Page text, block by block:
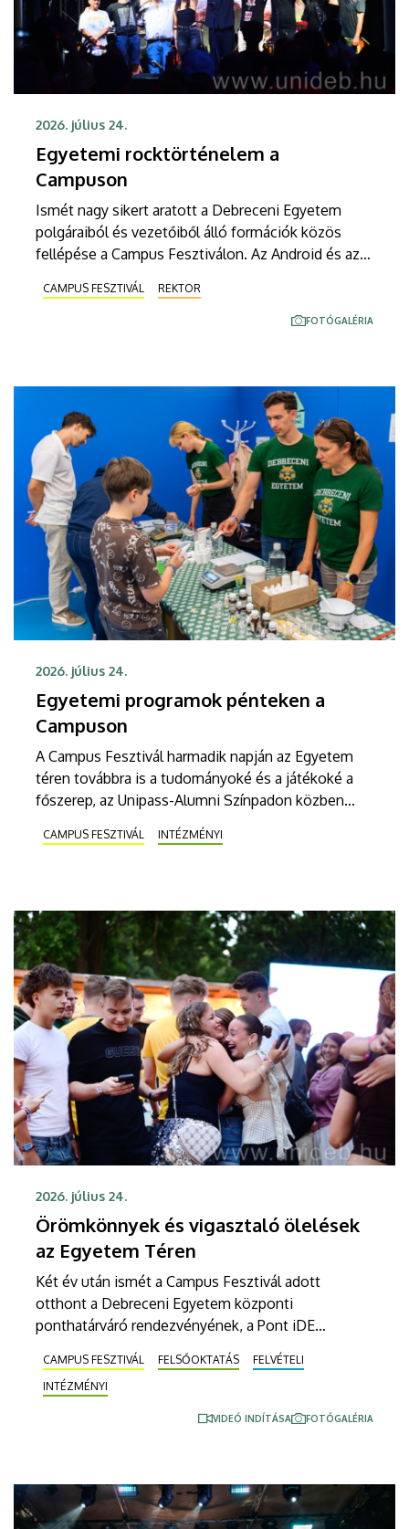
2026. július 24.
Egyetemi rocktörténelem a
Campuson
Ismét nagy sikert aratott a Debreceni Egyetem
polgáraiból és vezetőiből álló formációk közös
fellépése a Campus Fesztiválon. Az Android és az
slágerek is felcsendültek a Soproni Tehetség
Színpadán, ahol még a rektor is mikrofont ragadott.
CAMPUS FESZTIVÁL REKTOR
FOTÓGALÉRIA
2026. július 24.
Egyetemi programok pénteken a
Campuson
A Campus Fesztivál harmadik napján az Egyetem
téren továbbra is a tudományoké és a játékoké a
főszerep, az Unipass-Alumni Színpadon közben
egyebek mellett az egyre kevésbé hatékony
antibiotikumokról, a Bitcoinról és a képmáshoz
és az Animal Cannibals is fellép.
CAMPUS FESZTIVÁL INTÉZMÉNYI
2026. július 24.
Örömkönnyek és vigasztaló ölelések
az Egyetem Téren
Két év után ismét a Campus Fesztivál adott
otthont a Debreceni Egyetem központi
ponthatárváró rendezvényének, a Pont iDE
Partinak. Az Egyetem Téren a felvételizők együtt
izgulhatták végig a ponthúzás pillanatait, a
Debreceni Egyetem legújabb gólyáit az intézmény
CAMPUS FESZTIVÁL FELSŐOKTATÁS
FELVÉTELI
INTÉZMÉNYI
VIDEÓ INDÍTÁSA FOTÓGALÉRIA